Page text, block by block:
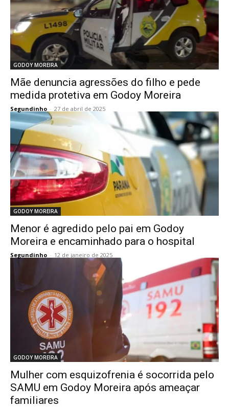
GODOY MOREIRA
Mãe denuncia agressões do filho e pede
medida protetiva em Godoy Moreira
Segundinho - 27 de abril de 2025
GODOY MOREIRA
Menor é agredido pelo pai em Godoy
Moreira e encaminhado para o hospital
Segundinho - 12 de janeiro de 2025
GODOY MOREIRA
Mulher com esquizofrenia é socorrida pelo
SAMU em Godoy Moreira após ameaçar
familiares